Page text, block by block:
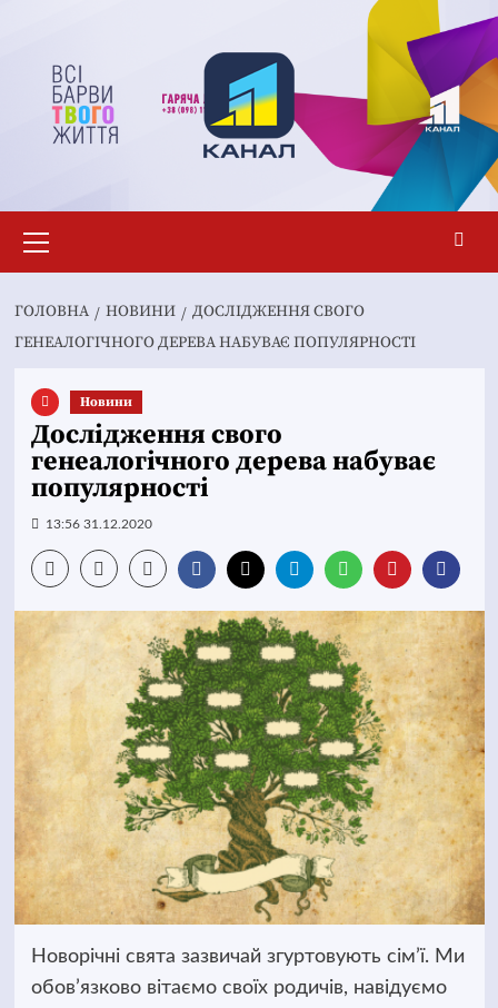
вмісту
меню
ГОЛОВНА НОВИНИ
ДОСЛІДЖЕННЯ СВОГО
ГЕНЕАЛОГІЧНОГО ДЕРЕВА НАБУВАЄ ПОПУЛЯРНОСТІ
Новини
Дослідження свого
генеалогічного дерева набуває
популярності
13:56 31.12.2020
Новорічні свята зазвичай згуртовують сім’ї. Ми
обов’язково вітаємо своїх родичів, навідуємо